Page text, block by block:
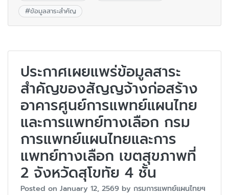
#ข้อมูลสาระสำคัญ
ประกาศเผยแพร่ข้อมูลสาระ
สำคัญของสัญญจ้างก่อสร้าง
อาคารศูนย์การแพทย์แผนไทย
และการแพทย์ทางเลือก กรม
การแพทย์แผนไทยและการ
แพทย์ทางเลือก เขตสุขภาพที่
2 จังหวัดสุโขทัย 4 ชั้น
Posted on January 12, 2569 by กรมการแพทย์แผนไทยฯ